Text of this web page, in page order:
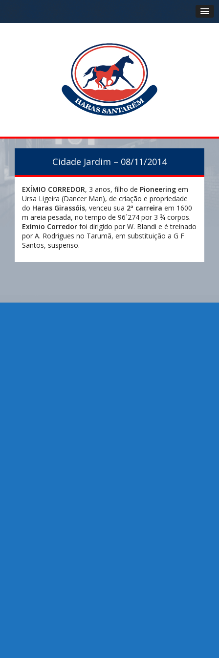
Cidade Jardim – 08/11/2014
EXÍMIO CORREDOR, 3 anos, filho de Pioneering em
Ursa Ligeira (Dancer Man), de criação e propriedade
do Haras Girassóis, venceu sua 2ª carreira em 1600
m areia pesada, no tempo de 96´274 por 3 ¾ corpos.
Exímio Corredor foi dirigido por W. Blandi e é treinado
por A. Rodrigues no Tarumã, em substituição a G F
Santos, suspenso.